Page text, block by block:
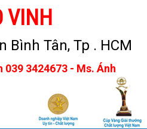
VINH
Bình Tân, Tp . HCM
039 3424673 - Ms. Ánh